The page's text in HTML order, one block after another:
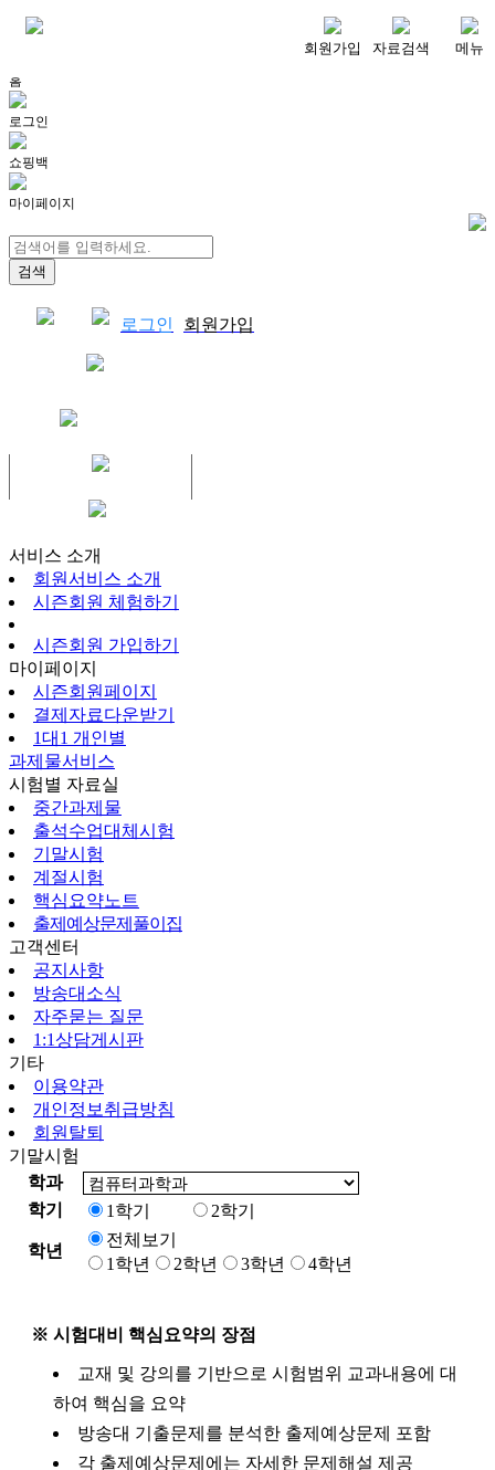
회원가입 자료검색 메뉴
홈
로그인
쇼핑백
마이페이지
로그인 회원가입
서비스 소개
회원서비스 소개
시즌회원 체험하기
시즌회원 가입하기
마이페이지
시즌회원페이지
결제자료다운받기
1대1 개인별
과제물서비스
시험별 자료실
중간과제물
출석수업대체시험
기말시험
계절시험
핵심요약노트
출제예상문제풀이집
고객센터
공지사항
방송대소식
자주묻는 질문
1:1상담게시판
기타
이용약관
개인정보취급방침
회원탈퇴
기말시험
학과
학기
1학기 2학기
학년
전체보기
1학년
2학년 3학년 4학년
※ 시험대비 핵심요약의 장점
교재 및 강의를 기반으로 시험범위 교과내용에 대
하여 핵심을 요약
방송대 기출문제를 분석한 출제예상문제 포함
각 출제예상문제에는 자세한 문제해설 제공